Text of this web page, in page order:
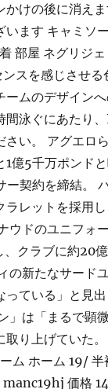
かけの後に消え
います キャミソ
部屋 ネグリジ
スを感じさせる
ームのデザイン
間泳ぐにあたり
さい。 アグエロ
1億5千万ポンド
ー契約を締結。
ラレットを採用
ウドのユニフォ
クラブに約20
の新たなサード
っている」と見
」は「まるで顕
取り上げていた
ム ホーム 19/
manc19hj 価格